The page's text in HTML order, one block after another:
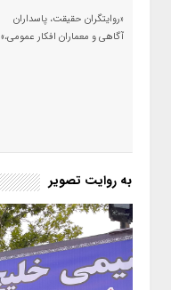
«روایتگران حقیقت، پاسداران
آگاهی و معماران افکار عمومی،»
به روایت تصویر